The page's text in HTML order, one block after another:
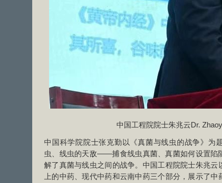
中国工程院院士朱兆云Dr.
中国科学院院士张克勤以《真菌与线虫的战争》
虫、线虫的天敌——捕食线虫真菌、真菌如何设置陷
解了真菌与线虫之间的战争。中国工程院院士朱兆云
上的中药、现代中药和云南中药三个部分，展示了